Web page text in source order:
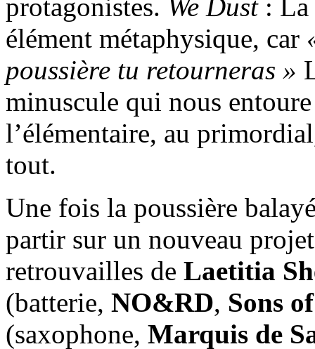
protagonistes. We Dust: La
élément métaphysique, car
poussière tu retourneras »
minuscule qui nous
l’élémentaire, au
tout.
Une fois la poussière
partir sur un nouveau
retrouvailles de Laetitia
(batterie, NO&RD, Sons
(saxophone, Marquis de